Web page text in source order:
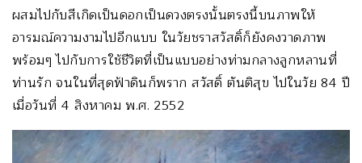
ผสมไปกับสีเกิดเป็นดอกเป็นดวงตรงนั้นตรงนี้บนภาพให้
อารมณ์ความงามไปอีกแบบ ในวัยชราสวัสดิ์ก็ยังคงวาดภาพ
พร้อมๆ ไปกับการใช้ชีวิตที่เป็นแบบอย่างท่ามกลางลูกหลานที่
ท่านรัก จนในที่สุดฟ้าดินก็พราก สวัสดิ์ ตันติสุข ไปในวัย 84 ปี
เมื่อวันที่ 4 สิงหาคม พ.ศ. 2552